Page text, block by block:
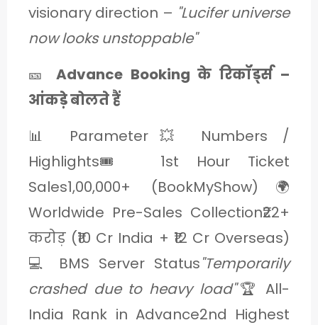
visionary direction – "Lucifer universe
now looks unstoppable"
🎫 Advance Booking के रिकॉर्ड्स –
आंकड़े बोलते हैं
📊 Parameter💥 Numbers /
Highlights🎟️ 1st Hour Ticket
Sales1,00,000+ (BookMyShow)🌍
Worldwide Pre-Sales Collection₹22+
करोड़ (₹10 Cr India + ₹12 Cr Overseas)
💻 BMS Server Status"Temporarily
crashed due to heavy load"🏆 All-
India Rank in Advance2nd Highest